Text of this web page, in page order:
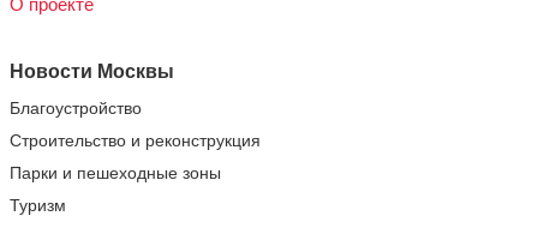
О проекте
Новости Москвы
Благоустройство
Строительство и реконструкция
Парки и пешеходные зоны
Туризм